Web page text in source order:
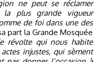
ne peut se réclamer
la plus grande vigueur
de foi dans une des
part la Grande Mosquée
révolte qui nous habite
injustes, qui sèment